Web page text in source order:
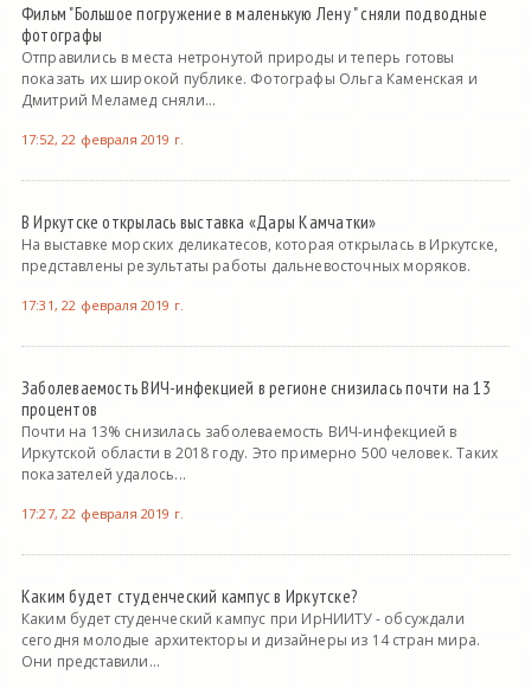
Фильм "Большое погружение в маленькую Лену " сняли подводные
фотографы
Отправились в места нетронутой природы и теперь готовы
показать их широкой публике. Фотографы Ольга Каменская и
Дмитрий Меламед сняли...
17:52, 22 февраля 2019 г.
В Иркутске открылась выставка «Дары Камчатки»
На выставке морских деликатесов, которая открылась в Иркутске,
представлены результаты работы дальневосточных моряков.
17:31, 22 февраля 2019 г.
Заболеваемость ВИЧ-инфекцией в регионе снизилась почти на 13
процентов
Почти на 13% снизилась заболеваемость ВИЧ-инфекцией в
Иркутской области в 2018 году. Это примерно 500 человек. Таких
показателей удалось...
17:27, 22 февраля 2019 г.
Каким будет студенческий кампус в Иркутске?
Каким будет студенческий кампус при ИрНИИТУ - обсуждали
сегодня молодые архитекторы и дизайнеры из 14 стран мира.
Они представили...